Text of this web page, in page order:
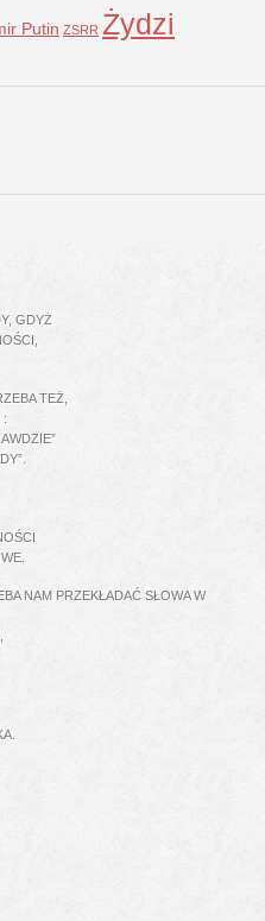
Putin ZSRR Żydzi
GDYŻ
TEŻ,
:
NAM PRZEKŁADAĆ SŁOWA W